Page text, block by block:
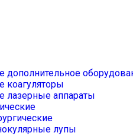
дополнительное
коагуляторы
лазерные аппараты
лупы